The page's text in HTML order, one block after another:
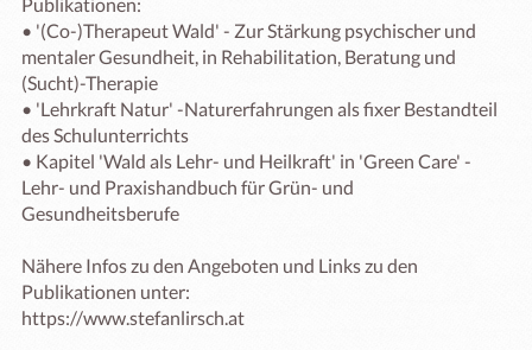
• '(Co-)Therapeut Wald' - Zur Stärkung psychischer und
mentaler Gesundheit, in Rehabilitation, Beratung und
(Sucht)-Therapie
• 'Lehrkraft Natur' -Naturerfahrungen als fixer Bestandteil
des Schulunterrichts
• Kapitel 'Wald als Lehr- und Heilkraft' in 'Green Care' -
Lehr- und Praxishandbuch für Grün- und
Gesundheitsberufe
Nähere Infos zu den Angeboten und Links zu den
Publikationen unter:
https://www.stefanlirsch.at